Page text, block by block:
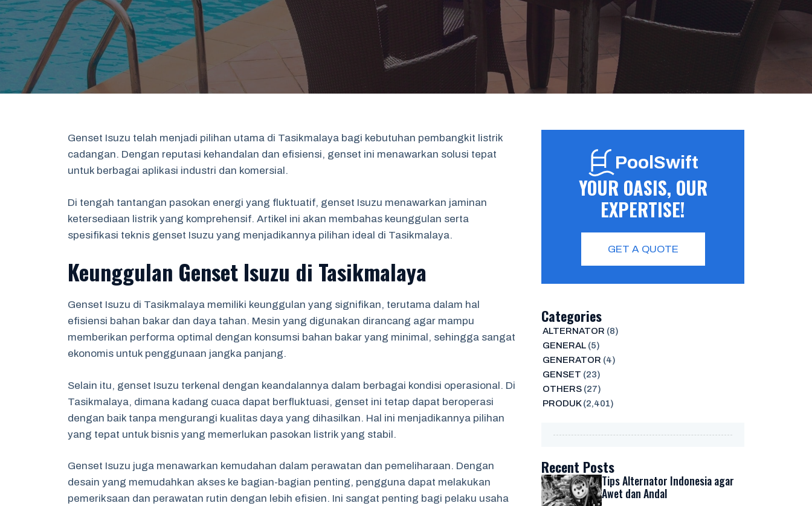
Genset Isuzu telah menjadi pilihan utama di Tasikmalaya bagi kebutuhan pembangkit listrik
cadangan. Dengan reputasi kehandalan dan efisiensi, genset ini menawarkan solusi tepat
untuk berbagai aplikasi industri dan komersial.
Di tengah tantangan pasokan energi yang fluktuatif, genset Isuzu menawarkan jaminan
ketersediaan listrik yang komprehensif. Artikel ini akan membahas keunggulan serta
spesifikasi teknis genset Isuzu yang menjadikannya pilihan ideal di Tasikmalaya.
Keunggulan Genset Isuzu di Tasikmalaya
Genset Isuzu di Tasikmalaya memiliki keunggulan yang signifikan, terutama dalam hal
efisiensi bahan bakar dan daya tahan. Mesin yang digunakan dirancang agar mampu
memberikan performa optimal dengan konsumsi bahan bakar yang minimal, sehingga sangat
ekonomis untuk penggunaan jangka panjang.
Selain itu, genset Isuzu terkenal dengan keandalannya dalam berbagai kondisi operasional. Di
Tasikmalaya, dimana kadang cuaca dapat berfluktuasi, genset ini tetap dapat beroperasi
dengan baik tanpa mengurangi kualitas daya yang dihasilkan. Hal ini menjadikannya pilihan
yang tepat untuk bisnis yang memerlukan pasokan listrik yang stabil.
Genset Isuzu juga menawarkan kemudahan dalam perawatan dan pemeliharaan. Dengan
desain yang memudahkan akses ke bagian-bagian penting, pengguna dapat melakukan
pemeriksaan dan perawatan rutin dengan lebih efisien. Ini sangat penting bagi pelaku usaha
PoolSwift
YOUR OASIS, OUR
EXPERTISE!
GET A QUOTE
Categories
ALTERNATOR (8)
GENERAL(5)
GENERATOR (4)
GENSET (23)
OTHERS(27)
PRODUK(2,401)
Recent Posts
Tips Alternator Indonesia agar
Awet dan Andal